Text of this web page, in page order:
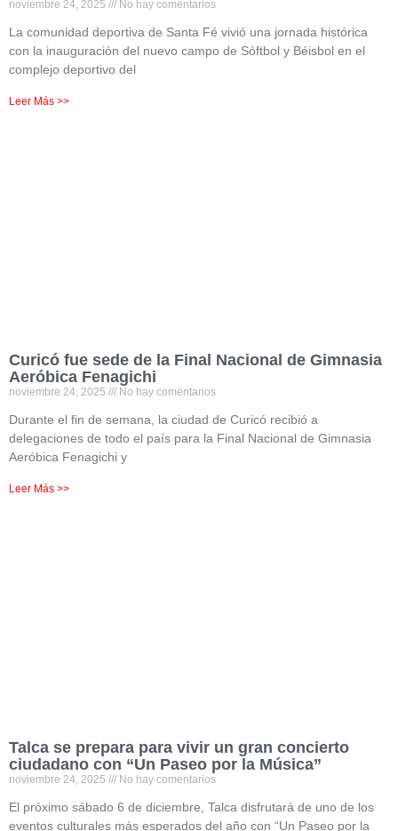
noviembre 24, 2025 No hay comentarios
La comunidad deportiva de Santa Fé vivió una jornada histórica
con la inauguración del nuevo campo de Sóftbol y Béisbol en el
complejo deportivo del
Leer Más >>
Curicó fue sede de la Final Nacional de Gimnasia
Aeróbica Fenagichi
noviembre 24, 2025 No hay comentarios
Durante el fin de semana, la ciudad de Curicó recibió a
delegaciones de todo el país para la Final Nacional de Gimnasia
Aeróbica Fenagichi y
Leer Más >>
Talca se prepara para vivir un gran concierto
ciudadano con “Un Paseo por la Música”
noviembre 24, 2025 No hay comentarios
El próximo sábado 6 de diciembre, Talca disfrutará de uno de los
eventos culturales más esperados del año con “Un Paseo por la